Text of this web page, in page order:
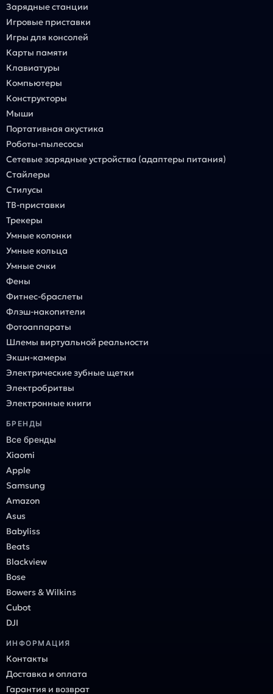
Зарядные станции
Игровые приставки
Игры для консолей
Карты памяти
Клавиатуры
Компьютеры
Конструкторы
Мыши
Портативная акустика
Роботы-пылесосы
Сетевые зарядные устройства (адаптеры питания)
Стайлеры
Стилусы
ТВ-приставки
Трекеры
Умные колонки
Умные кольца
Умные очки
Фены
Фитнес-браслеты
Флэш-накопители
Фотоаппараты
Шлемы виртуальной реальности
Экшн-камеры
Электрические зубные щетки
Электробритвы
Электронные книги
БРЕНДЫ
Все бренды
Xiaomi
Apple
Samsung
Amazon
Asus
Babyliss
Beats
Blackview
Bose
Bowers & Wilkins
Cubot
DJI
ИНФОРМАЦИЯ
Контакты
Доставка и оплата
Гарантия и возврат